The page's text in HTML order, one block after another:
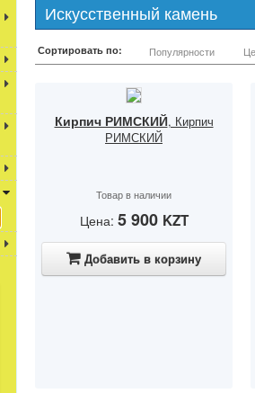
Искусственный камень
Сортировать по: Популярности
Кирпич РИМСКИЙ, Кирпич
РИМСКИЙ
Товар в наличии
Цена: 5 900 KZT
Добавить в корзину